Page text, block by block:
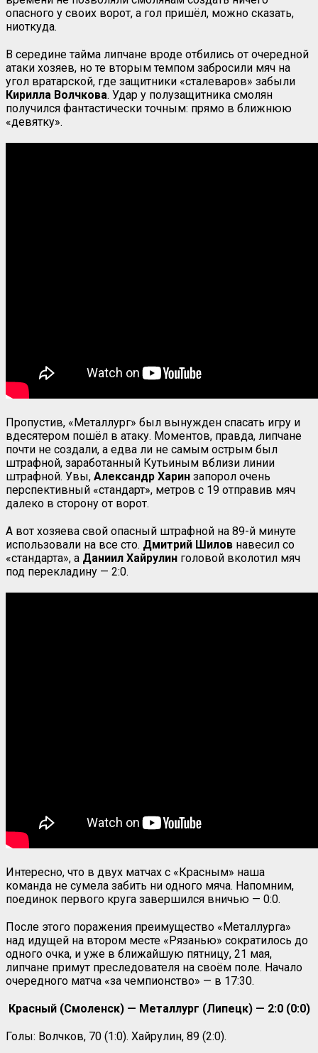
опасного у своих ворот, а гол пришёл, можно сказать,
ниоткуда.
В середине тайма липчане вроде отбились от очередной
атаки хозяев, но те вторым темпом забросили мяч на
угол вратарской, где защитники «сталеваров» забыли
Кирилла Волчкова. Удар у полузащитника смолян
получился фантастически точным: прямо в ближнюю
«девятку».
Пропустив, «Металлург» был вынужден спасать игру и
вдесятером пошёл в атаку. Моментов, правда, липчане
почти не создали, а едва ли не самым острым был
штрафной, заработанный Кутьиным вблизи линии
штрафной. Увы, Александр Харин запорол очень
перспективный «стандарт», метров с 19 отправив мяч
далеко в сторону от ворот.
А вот хозяева свой опасный штрафной на 89-й минуте
использовали на все сто. Дмитрий Шилов навесил со
«стандарта», а Даниил Хайрулин головой вколотил мяч
под перекладину — 2:0.
Интересно, что в двух матчах с «Красным» наша
команда не сумела забить ни одного мяча. Напомним,
поединок первого круга завершился вничью — 0:0.
После этого поражения преимущество «Металлурга»
над идущей на втором месте «Рязанью» сократилось до
одного очка, и уже в ближайшую пятницу, 21 мая,
липчане примут преследователя на своём поле. Начало
очередного матча «за чемпионство» — в 17:30.
Красный (Смоленск) — Металлург (Липецк) — 2:0 (0:0)
Голы: Волчков, 70 (1:0). Хайрулин, 89 (2:0).